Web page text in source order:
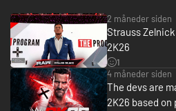
teambaseret tilstand i højt tempo. Oplev
interaktioner med publikum samt spritnye
Wade Barrett.
TAG STYRINGEN OVER DIT
Endelig er WWE Draft her i WWE 2K's
2K26. Skab dit eget WWE-univers, hvor
2 måneder siden
Strauss
2K26
1
4 måneder siden
The devs are
2K26 based